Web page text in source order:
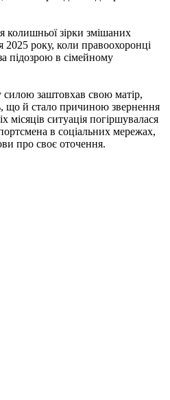
колишньої зірки змішаних
2025 року, коли правоохоронці
підозрою в сімейному
силою заштовхав свою матір,
що й стало причиною звернення
місяців ситуація погіршувалася
в соціальних мережах,
про своє оточення.